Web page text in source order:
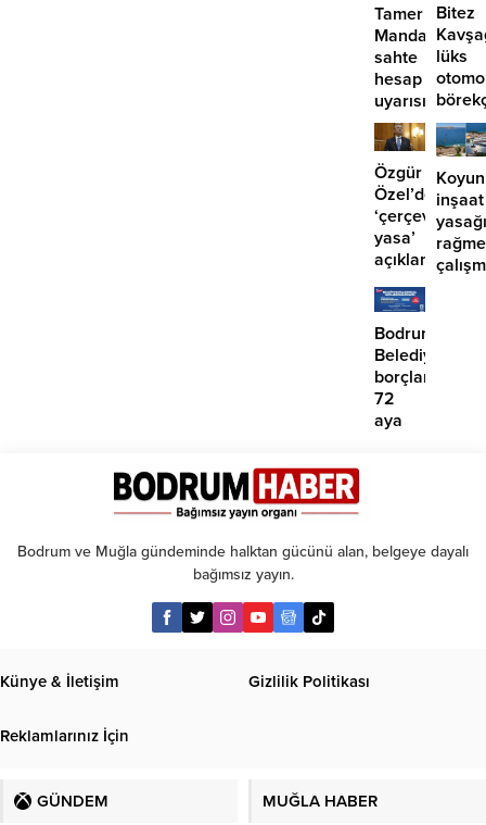
Tamer
sahte
hesap
uyarısı
Bitez
lüks
girdi:
2
Özgür
Özel’den
‘çerçeve
yasa’
açıklaması:
‘İmza
atma
çabamız
yok’
inşaat
Bodrum
borçlara
72
aya
Bodrum ve Muğla gündeminde halktan gücünü alan, belgeye dayalı
bağımsız yayın.
Künye & İletişim Gizlilik Politikası
Reklamlarınız İçin
GÜNDEM MUĞLA HABER